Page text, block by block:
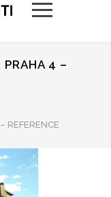
PRAHA 4 –
REFERENCE